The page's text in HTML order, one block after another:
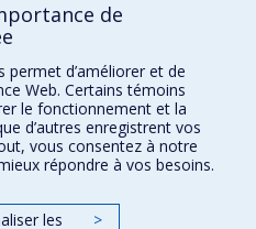
de
permet d’améliorer et de
Web. Certains témoins
le fonctionnement et la
d’autres enregistrent vos
vous consentez à notre
répondre à vos besoins.
les
>